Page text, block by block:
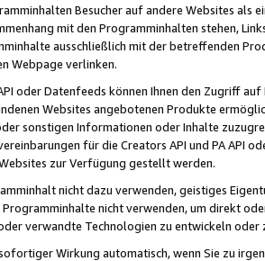
Besucher auf andere Websites als
mit den Programminhalten stehen,
ausschließlich mit der betreffenden
Webpage verlinken.
oder Datenfeeds können Ihnen den Zugriff
Websites angebotenen Produkte
sonstigen Informationen oder Inhalte
für die Creators API und PA API
zur Verfügung gestellt werden.
nicht dazu verwenden, geistiges
nicht verwenden, um direkt
verwandte Technologien zu entwickeln
Wirkung automatisch, wenn Sie zu